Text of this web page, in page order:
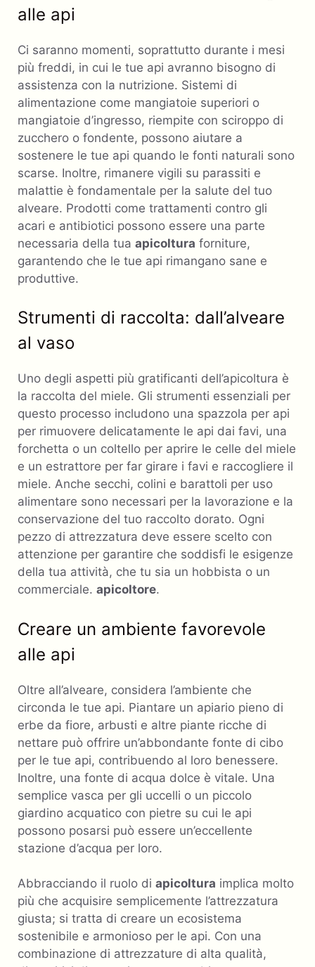
alle api
Ci saranno momenti, soprattutto durante i mesi
più freddi, in cui le tue api avranno bisogno di
assistenza con la nutrizione. Sistemi di
alimentazione come mangiatoie superiori o
mangiatoie d’ingresso, riempite con sciroppo di
zucchero o fondente, possono aiutare a
sostenere le tue api quando le fonti naturali sono
scarse. Inoltre, rimanere vigili su parassiti e
malattie è fondamentale per la salute del tuo
alveare. Prodotti come trattamenti contro gli
acari e antibiotici possono essere una parte
necessaria della tua apicoltura forniture,
garantendo che le tue api rimangano sane e
produttive.
Strumenti di raccolta: dall’alveare
al vaso
Uno degli aspetti più gratificanti dell’apicoltura è
la raccolta del miele. Gli strumenti essenziali per
questo processo includono una spazzola per api
per rimuovere delicatamente le api dai favi, una
forchetta o un coltello per aprire le celle del miele
e un estrattore per far girare i favi e raccogliere il
miele. Anche secchi, colini e barattoli per uso
alimentare sono necessari per la lavorazione e la
conservazione del tuo raccolto dorato. Ogni
pezzo di attrezzatura deve essere scelto con
attenzione per garantire che soddisfi le esigenze
della tua attività, che tu sia un hobbista o un
commerciale. apicoltore.
Creare un ambiente favorevole
alle api
Oltre all’alveare, considera l’ambiente che
circonda le tue api. Piantare un apiario pieno di
erbe da fiore, arbusti e altre piante ricche di
nettare può offrire un’abbondante fonte di cibo
per le tue api, contribuendo al loro benessere.
Inoltre, una fonte di acqua dolce è vitale. Una
semplice vasca per gli uccelli o un piccolo
giardino acquatico con pietre su cui le api
possono posarsi può essere un’eccellente
stazione d’acqua per loro.
Abbracciando il ruolo di apicoltura implica molto
più che acquisire semplicemente l’attrezzatura
giusta; si tratta di creare un ecosistema
sostenibile e armonioso per le api. Con una
combinazione di attrezzature di alta qualità,